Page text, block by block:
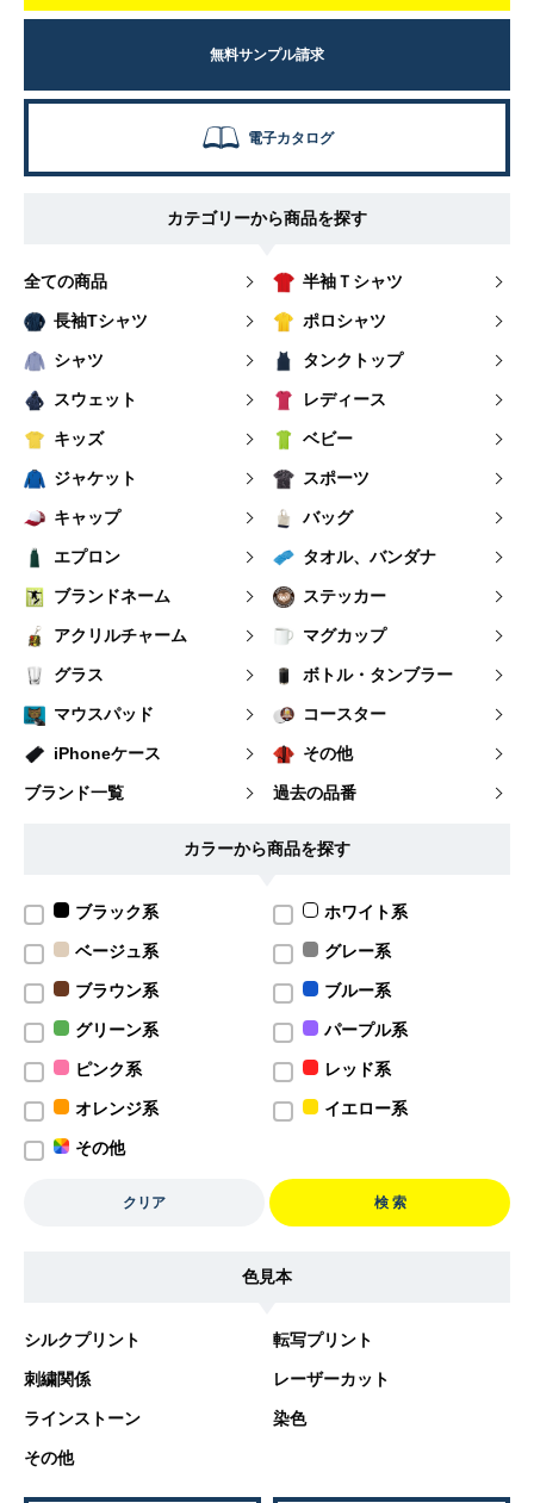
無料サンプル請求
電子カタログ
カテゴリーから商品を探す
全ての商品 半袖Ｔシャツ
長袖Tシャツ ポロシャツ
シャツ タンクトップ
スウェット レディース
キッズ ベビー
ジャケット スポーツ
キャップ バッグ
エプロン タオル、バンダナ
ブランドネーム ステッカー
アクリルチャーム マグカップ
グラス ボトル・タンブラー
マウスパッド コースター
iPhoneケース その他
ブランド一覧 過去の品番
カラーから商品を探す
ブラック系 ホワイト系
ベージュ系 グレー系
ブラウン系 ブルー系
グリーン系 パープル系
ピンク系 レッド系
オレンジ系 イエロー系
その他
クリア 検 索
色見本
シルクプリント 転写プリント
刺繍関係 レーザーカット
ラインストーン 染色
その他